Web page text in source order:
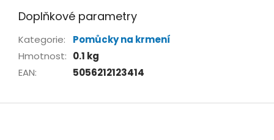
Doplňkové parametry
Kategorie:
Pomůcky na krmení
Hmotnost: 0.1 kg
EAN: 5056212123414
Z